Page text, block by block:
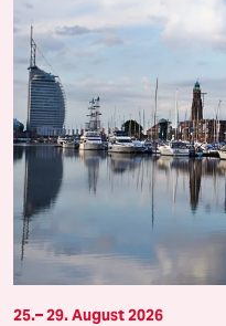
25.– 29. August 2026